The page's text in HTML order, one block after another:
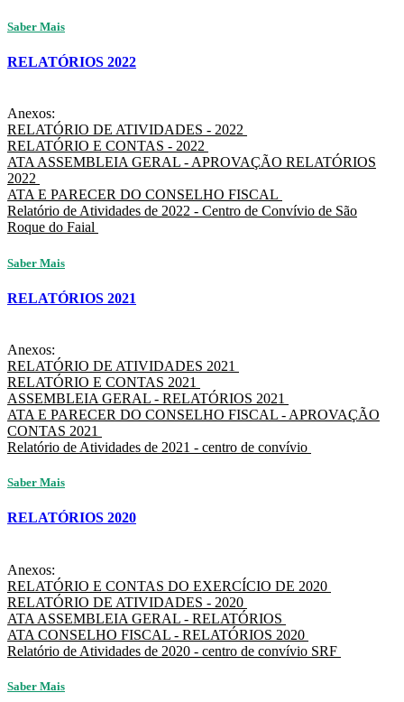
Saber Mais
RELATÓRIOS 2022
Anexos:
RELATÓRIO DE ATIVIDADES - 2022
RELATÓRIO E CONTAS - 2022
ATA ASSEMBLEIA GERAL - APROVAÇÃO RELATÓRIOS
2022
ATA E PARECER DO CONSELHO FISCAL
Relatório de Atividades de 2022 - Centro de Convívio de São
Roque do Faial
Saber Mais
RELATÓRIOS 2021
Anexos:
RELATÓRIO DE ATIVIDADES 2021
RELATÓRIO E CONTAS 2021
ASSEMBLEIA GERAL - RELATÓRIOS 2021
ATA E PARECER DO CONSELHO FISCAL - APROVAÇÃO
CONTAS 2021
Relatório de Atividades de 2021 - centro de convívio
Saber Mais
RELATÓRIOS 2020
Anexos:
RELATÓRIO E CONTAS DO EXERCÍCIO DE 2020
RELATÓRIO DE ATIVIDADES - 2020
ATA ASSEMBLEIA GERAL - RELATÓRIOS
ATA CONSELHO FISCAL - RELATÓRIOS 2020
Relatório de Atividades de 2020 - centro de convívio SRF
Saber Mais